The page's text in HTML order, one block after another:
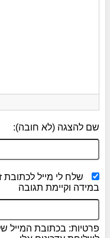
שם להצגה (לא חובה):
שלח לי מייל
במידה וקיימת תגובה
פרטיות: בכתובת המייל